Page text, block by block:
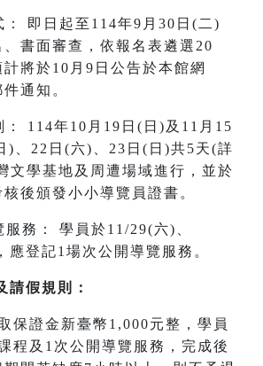
即日起至114年9月30日(二)
、書面審查，依報名表遴選20
將於10月9日公告於本館網
通知。
114年10月19日(日)及11月15
)、22日(六)、23日(日)共5天(詳
文學基地及周遭場域進行，並於
後頒發小小導覽員證書。
務： 學員於11/29(六)、
應登記1場次公開導覽服務。
假規則：
保證金新臺幣1,000元整，學員
程及1次公開導覽服務，完成後